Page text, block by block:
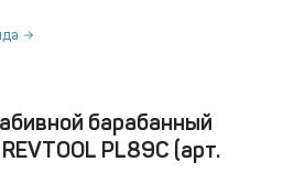
барабанный
PL89C (арт.